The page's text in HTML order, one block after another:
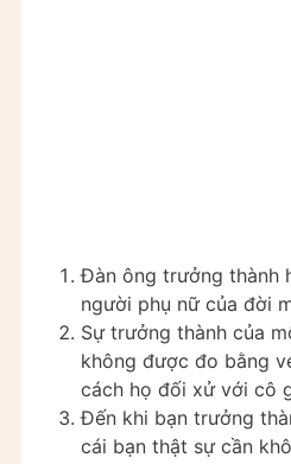
Đàn ông trưởng thành
người phụ nữ của đời
Sự trưởng thành của
không được đo bằng
cách họ đối xử với cô
Đến khi bạn trưởng
cái bạn thật sự cần